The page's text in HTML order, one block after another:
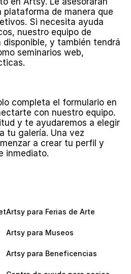
plataforma de manera que
Si necesita ayuda
nuestro equipo de
y también tendrá
seminarios web,
completa el formulario en
con nuestro equipo.
y te ayudaremos a elegir
tu galería. Una vez
a crear tu perfil y
inmediato.
Artsy para Ferias de Arte
Artsy para Museos
Artsy para Beneficencias